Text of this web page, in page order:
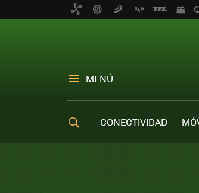
MENÚ
CONECTIVIDAD